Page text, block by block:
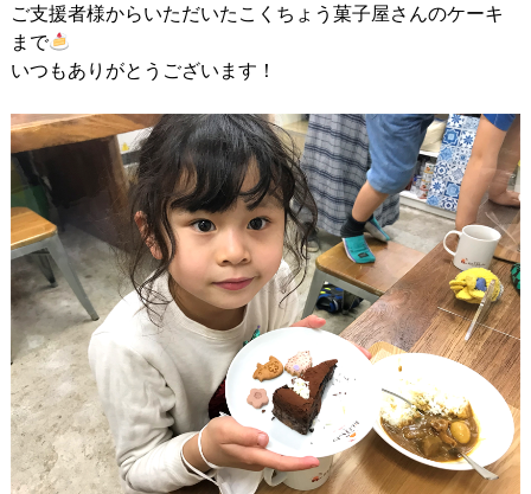
ご支援者様からいただいたこくちょう菓子屋さんのケーキ
まで
いつもありがとうございます！